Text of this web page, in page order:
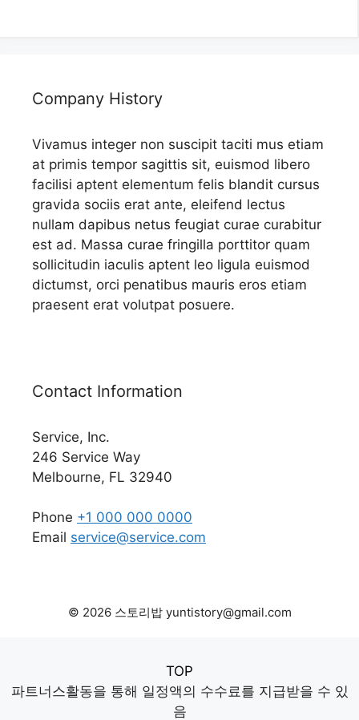
Company History
Vivamus integer non suscipit taciti mus etiam
at primis tempor sagittis sit, euismod libero
facilisi aptent elementum felis blandit cursus
gravida sociis erat ante, eleifend lectus
nullam dapibus netus feugiat curae curabitur
est ad. Massa curae fringilla porttitor quam
sollicitudin iaculis aptent leo ligula euismod
dictumst, orci penatibus mauris eros etiam
praesent erat volutpat posuere.
Contact Information
Service, Inc.
246 Service Way
Melbourne, FL 32940
Phone +1 000 000 0000
Email service@service.com
© 2026 스토리밥 yuntistory@gmail.com
TOP
파트너스활동을 통해 일정액의 수수료를 지급받을 수 있
음